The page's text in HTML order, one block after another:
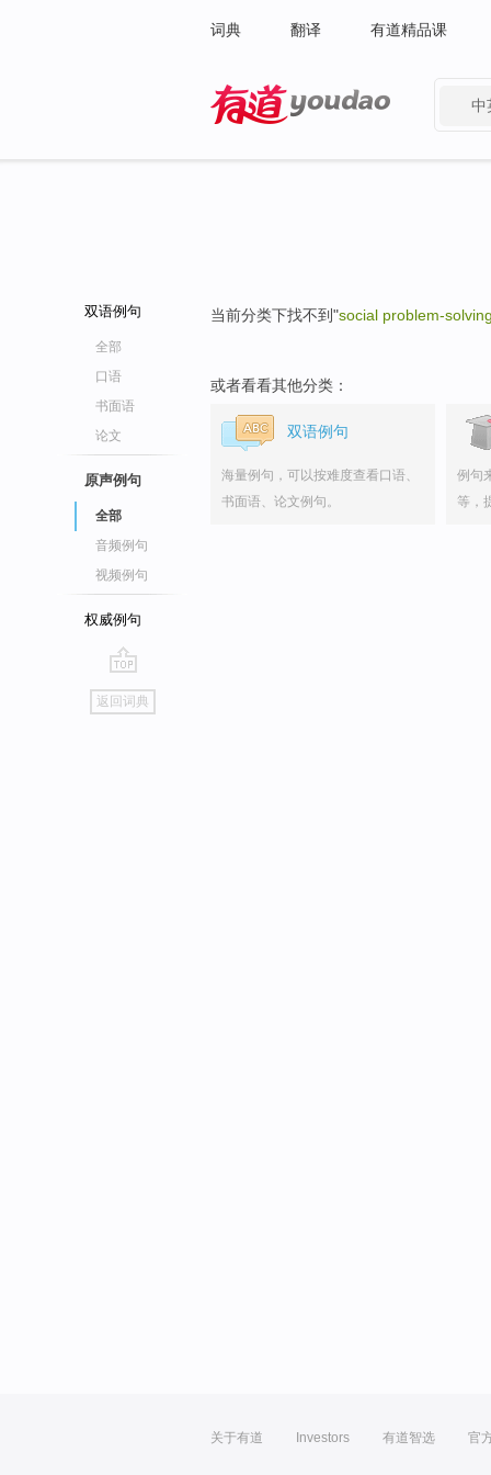
词典 翻译 有道精品课
中
双语例句
全部
口语
书面语
论文
原声例句
全部
音频例句
视频例句
权威例句
go
top
返回词典
当前分类下找不到"social problem-
或者看看其他分类：
双语例句
海量例句，可以按难度查看口语、
书面语、论文例句。
例句
等，
关于有道 Investors 有道智选 官